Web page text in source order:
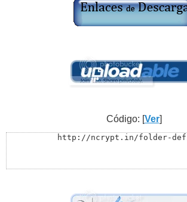
Código: [Ver]
http://ncrypt.in/folder-